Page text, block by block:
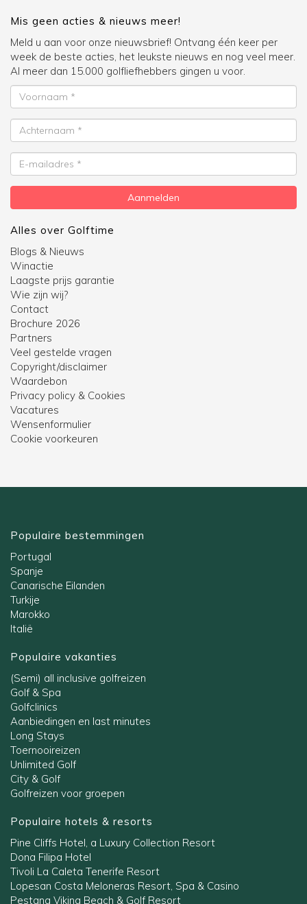
Mis geen acties & nieuws meer!
Meld u aan voor onze nieuwsbrief! Ontvang één keer per
week de beste acties, het leukste nieuws en nog veel meer.
Al meer dan 15.000 golfliefhebbers gingen u voor.
Voornaam
Achternaam
E-
mailadres
Aanmelden
Alles over Golftime
Blogs & Nieuws
Winactie
Laagste prijs garantie
Wie zijn wij?
Contact
Brochure 2026
Partners
Veel gestelde vragen
Copyright/disclaimer
Waardebon
Privacy policy & Cookies
Vacatures
Wensenformulier
Cookie voorkeuren
Populaire bestemmingen
Portugal
Spanje
Canarische Eilanden
Turkije
Marokko
Italië
Populaire vakanties
(Semi) all inclusive golfreizen
Golf & Spa
Golfclinics
Aanbiedingen en last minutes
Long Stays
Toernooireizen
Unlimited Golf
City & Golf
Golfreizen voor groepen
Populaire hotels & resorts
Pine Cliffs Hotel, a Luxury Collection Resort
Dona Filipa Hotel
Tivoli La Caleta Tenerife Resort
Lopesan Costa Meloneras Resort, Spa & Casino
Pestana Viking Beach & Golf Resort